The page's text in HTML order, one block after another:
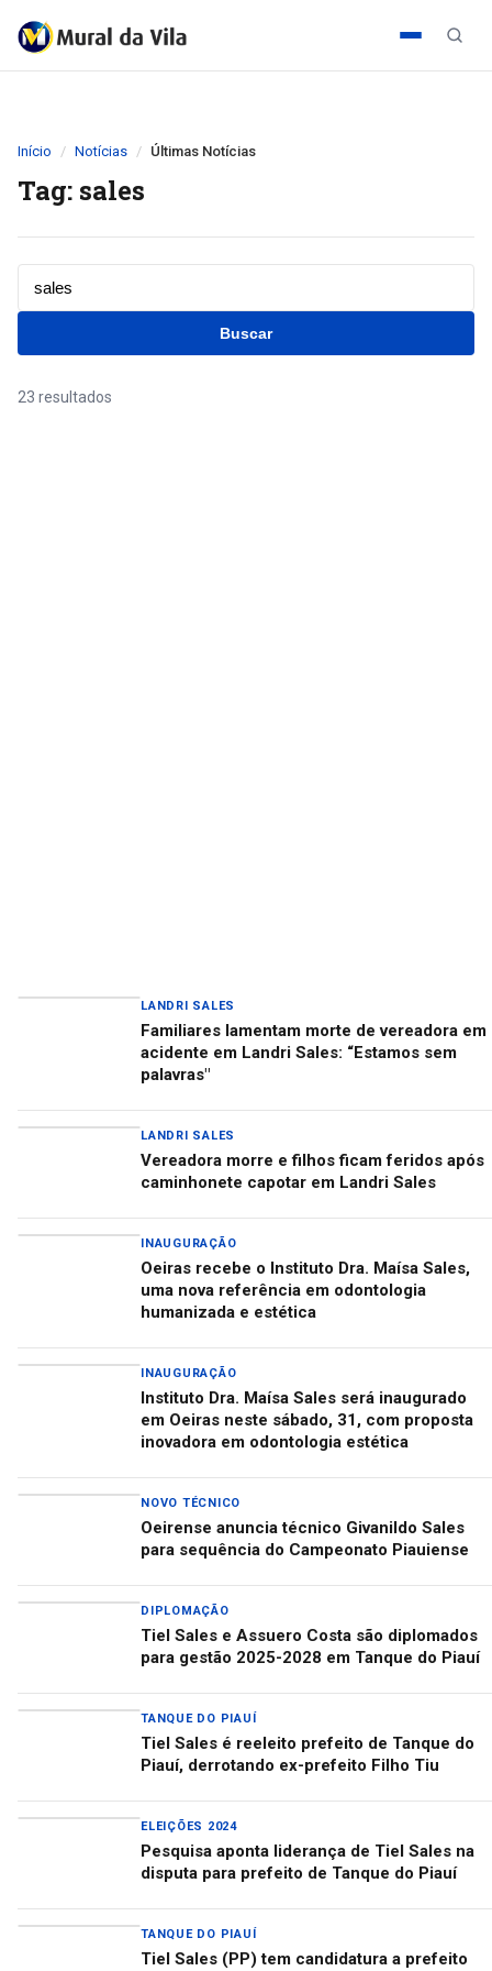
Início Notícias Últimas Notícias
Tag: sales
Buscar
23 resultados
LANDRI SALES
Familiares lamentam morte de vereadora em
acidente em Landri Sales: “Estamos sem
palavras"
LANDRI SALES
Vereadora morre e filhos ficam feridos após
caminhonete capotar em Landri Sales
INAUGURAÇÃO
Oeiras recebe o Instituto Dra. Maísa Sales,
uma nova referência em odontologia
humanizada e estética
INAUGURAÇÃO
Instituto Dra. Maísa Sales será inaugurado
em Oeiras neste sábado, 31, com proposta
inovadora em odontologia estética
NOVO TÉCNICO
Oeirense anuncia técnico Givanildo Sales
para sequência do Campeonato Piauiense
DIPLOMAÇÃO
Tiel Sales e Assuero Costa são diplomados
para gestão 2025-2028 em Tanque do Piauí
TANQUE DO PIAUÍ
Tiel Sales é reeleito prefeito de Tanque do
Piauí, derrotando ex-prefeito Filho Tiu
ELEIÇÕES 2024
Pesquisa aponta liderança de Tiel Sales na
disputa para prefeito de Tanque do Piauí
TANQUE DO PIAUÍ
Tiel Sales (PP) tem candidatura a prefeito